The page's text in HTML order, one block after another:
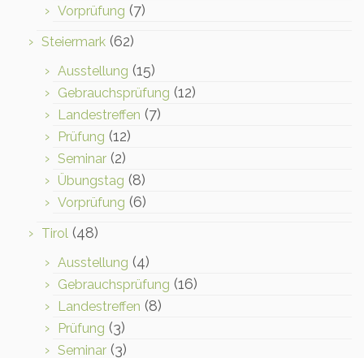
Vorprüfung (7)
Steiermark (62)
Ausstellung (15)
Gebrauchsprüfung (12)
Landestreffen (7)
Prüfung (12)
Seminar (2)
Übungstag (8)
Vorprüfung (6)
Tirol (48)
Ausstellung (4)
Gebrauchsprüfung (16)
Landestreffen (8)
Prüfung (3)
Seminar (3)